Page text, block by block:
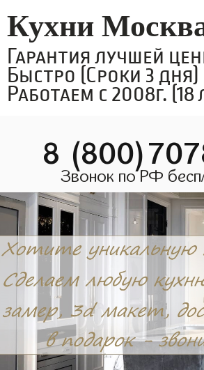
Кухни
Гарантия лучшей
Быстро (Сроки 3 дня)
Работаем с 2008г. (18
8
Звонок по РФ